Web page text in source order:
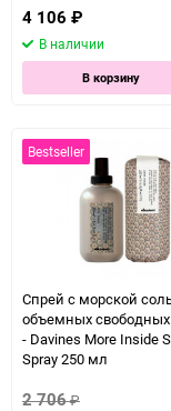
4 106 ₽
В наличии
В корзину
Bestseller
Спрей с морской
объемных
- Davines More Inside
Spray 250 мл
2 706₽